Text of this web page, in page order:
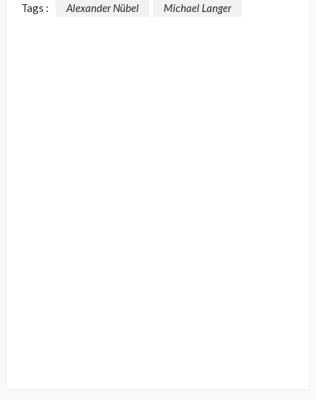
Tags : Alexander Nübel Michael Langer